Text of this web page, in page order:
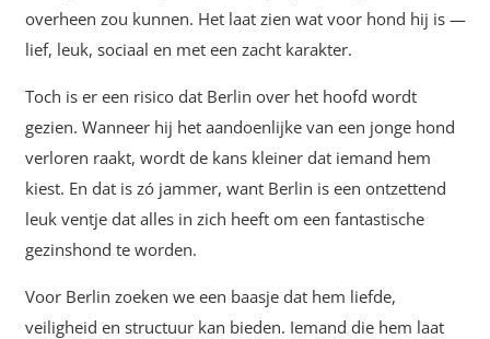
overheen zou kunnen. Het laat zien wat voor hond hij is —
lief, leuk, sociaal en met een zacht karakter.
Toch is er een risico dat Berlin over het hoofd wordt
gezien. Wanneer hij het aandoenlijke van een jonge hond
verloren raakt, wordt de kans kleiner dat iemand hem
kiest. En dat is zó jammer, want Berlin is een ontzettend
leuk ventje dat alles in zich heeft om een fantastische
gezinshond te worden.
Voor Berlin zoeken we een baasje dat hem liefde,
veiligheid en structuur kan bieden. Iemand die hem laat